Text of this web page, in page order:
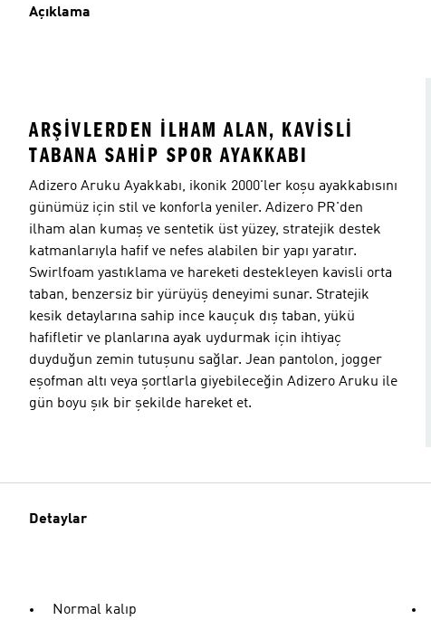
Açıklama
ARŞIVLERDEN ILHAM ALAN, KAVISLI
TABANA SAHIP SPOR AYAKKABI
Adizero Aruku Ayakkabı, ikonik 2000'ler koşu ayakkabısını
günümüz için stil ve konforla yeniler. Adizero PR'den
ilham alan kumaş ve sentetik üst yüzey, stratejik destek
katmanlarıyla hafif ve nefes alabilen bir yapı yaratır.
Swirlfoam yastıklama ve hareketi destekleyen kavisli orta
taban, benzersiz bir yürüyüş deneyimi sunar. Stratejik
kesik detaylarına sahip ince kauçuk dış taban, yükü
hafifletir ve planlarına ayak uydurmak için ihtiyaç
duyduğun zemin tutuşunu sağlar. Jean pantolon, jogger
eşofman altı veya şortlarla giyebileceğin Adizero Aruku ile
gün boyu şık bir şekilde hareket et.
Detaylar
Normal kalıp